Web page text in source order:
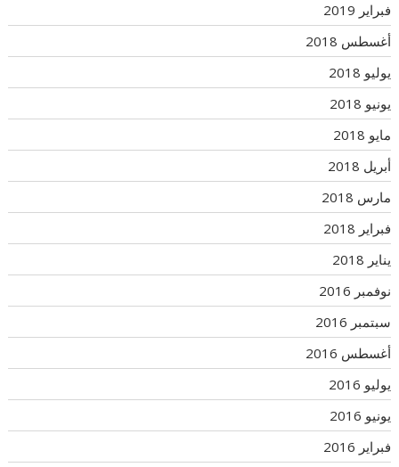
فبراير 2019
أغسطس 2018
يوليو 2018
يونيو 2018
مايو 2018
أبريل 2018
مارس 2018
فبراير 2018
يناير 2018
نوفمبر 2016
سبتمبر 2016
أغسطس 2016
يوليو 2016
يونيو 2016
فبراير 2016